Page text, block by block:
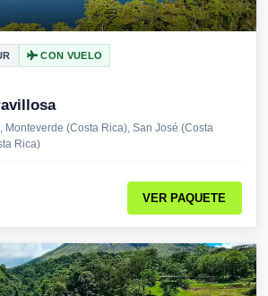
CON VUELO
Monteverde (Costa Rica), San José (Costa
Rica)
VER PAQUETE